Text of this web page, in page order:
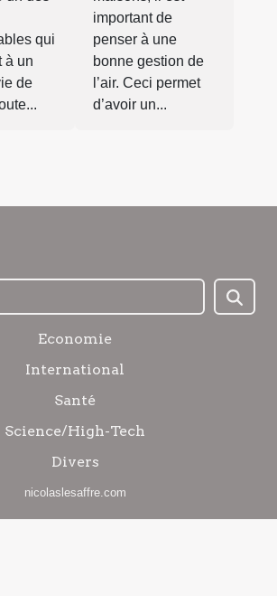
qui
à un
de
important de
penser à une
bonne gestion de
l’air. Ceci permet
d’avoir un...
Economie
International
Santé
Science/High-Tech
Divers
nicolaslesaffre.com